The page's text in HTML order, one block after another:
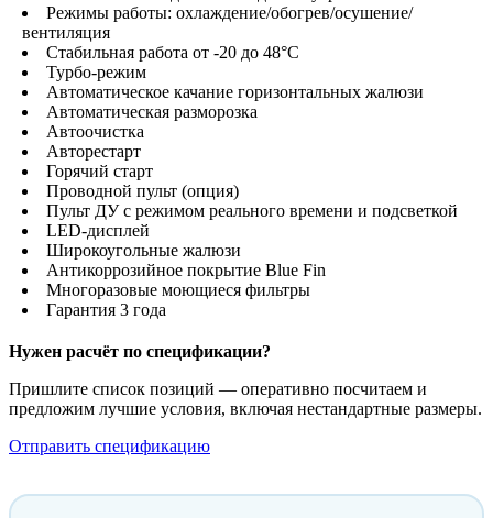
Режимы работы: охлаждение/обогрев/осушение/
вентиляция
Стабильная работа от -20 до 48°С
Турбо-режим
Автоматическое качание горизонтальных жалюзи
Автоматическая разморозка
Автоочистка
Авторестарт
Горячий старт
Проводной пульт (опция)
Пульт ДУ с режимом реального времени и подсветкой
LED-дисплей
Широкоугольные жалюзи
Антикоррозийное покрытие Blue Fin
Многоразовые моющиеся фильтры
Гарантия 3 года
Нужен расчёт по спецификации?
Пришлите список позиций — оперативно посчитаем и
предложим лучшие условия, включая нестандартные размеры.
Отправить спецификацию